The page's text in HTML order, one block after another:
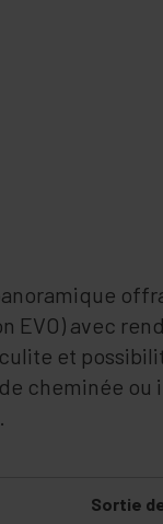
EVO) avec
et
cheminée
Sortie